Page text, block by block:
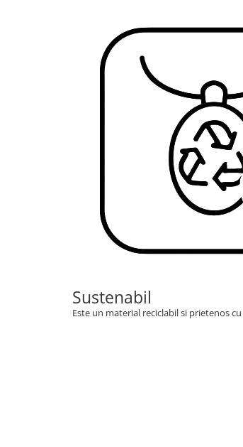
Sustenabil
Este un material reciclabil si prietenos